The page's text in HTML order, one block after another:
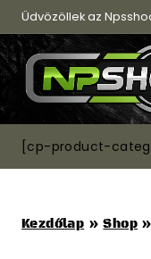
Skip
content
Üdvözöllek az
[cp-product-
Kezdőlap »Shop